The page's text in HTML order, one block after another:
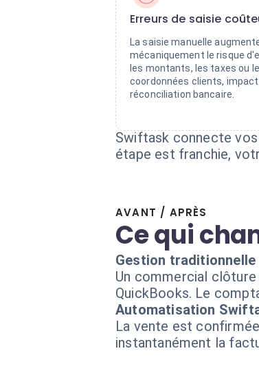
Erreurs de saisie
La saisie manuelle
mécaniquement le risque
les montants, les taxes ou
coordonnées clients,
réconciliation bancaire.
Swiftask connecte
étape est franchie,
AVANT / APRÈS
Ce qui
Gestion traditionnelle
Un commercial
QuickBooks. Le
Automatisation
La vente est
instantanément la